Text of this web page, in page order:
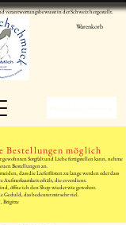
verantwortungsbewusst in der Schweiz hergestellt.
Warenkorb
Bestellungen möglich
Sorgfalt und Liebe fertigstellen kann, nehme
Bestellungen an.
dass die Lieferfristen zu lange werden oder dass
Aufmerksamkeit erhält, die es verdient.
öffne ich den Shop wieder wie gewohnt.
Geduld, das bedeutet mir sehr viel.
Brigitte